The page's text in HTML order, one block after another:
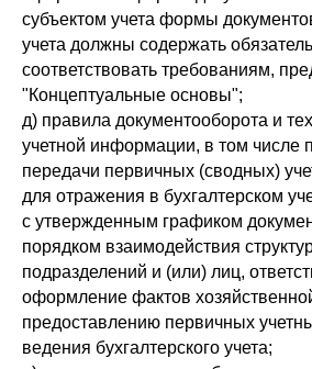
субъектом учета формы
учета должны содержать
соответствовать требованиям,
"Концептуальные основы";
д) правила документооборота и
учетной информации, в том числе
передачи первичных (сводных)
для отражения в бухгалтерском
с утвержденным графиком
порядком взаимодействия
подразделений и (или) лиц,
оформление фактов
предоставлению первичных
ведения бухгалтерского учета;